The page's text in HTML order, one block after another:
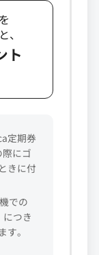
、
ト
定期券
にゴ
きに付
での
つき
。